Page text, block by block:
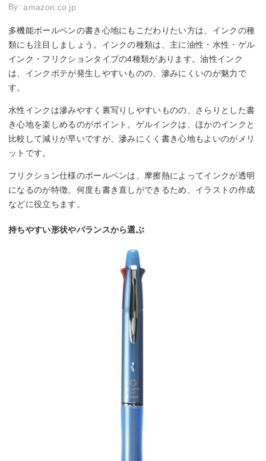
By:amazon.co.jp
多機能ボールペンの書き心地にもこだわりたい方は、インクの種
類にも注目しましょう。インクの種類は、主に油性・水性・ゲル
インク・フリクションタイプの4種類があります。油性インク
は、インクボテが発生しやすいものの、滲みにくいのが魅力で
す。
水性インクは滲みやすく裏写りしやすいものの、さらりとした書
き心地を楽しめるのがポイント。ゲルインクは、ほかのインクと
比較して減りが早いですが、滲みにくく書き心地もよいのがメリ
ットです。
フリクション仕様のボールペンは、摩擦熱によってインクが透明
になるのが特徴。何度も書き直しができるため、イラストの作成
などに役立ちます。
持ちやすい形状やバランスから選ぶ